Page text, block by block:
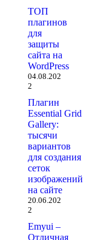
ТОП
плагинов
для
защиты
сайта на
WordPress
04.08.202
2
Плагин
Essential Grid
Gallery:
тысячи
вариантов
для создания
сеток
изображений
на сайте
20.06.202
2
Emyui –
Отличная